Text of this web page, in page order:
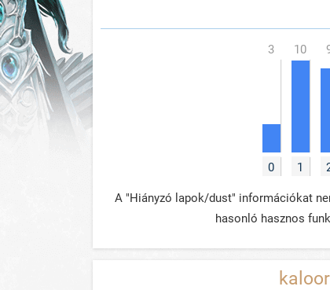
0 1
A "Hiányzó lapok/dust" információkat
hasonló hasznos